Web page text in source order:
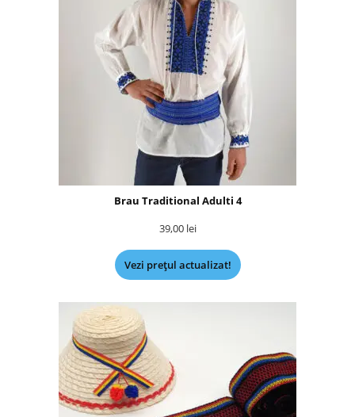
Brau Traditional Adulti 4
39,00 lei
Vezi prețul actualizat!